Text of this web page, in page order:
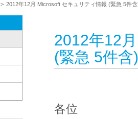
2012年12月 Microsoft セキュリティ情報 (緊急 5件
2012年12
(緊急 5件
各位